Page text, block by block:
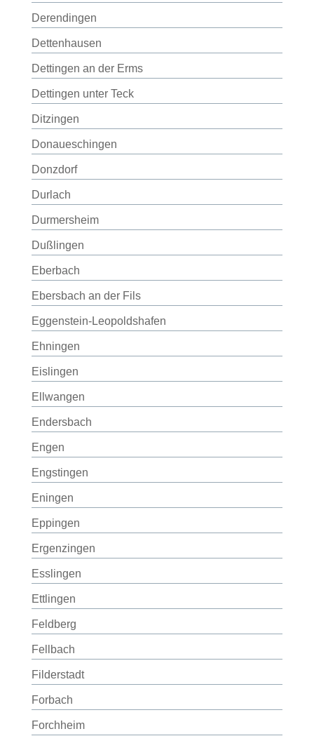
Derendingen
Dettenhausen
Dettingen an der Erms
Dettingen unter Teck
Ditzingen
Donaueschingen
Donzdorf
Durlach
Durmersheim
Dußlingen
Eberbach
Ebersbach an der Fils
Eggenstein-Leopoldshafen
Ehningen
Eislingen
Ellwangen
Endersbach
Engen
Engstingen
Eningen
Eppingen
Ergenzingen
Esslingen
Ettlingen
Feldberg
Fellbach
Filderstadt
Forbach
Forchheim